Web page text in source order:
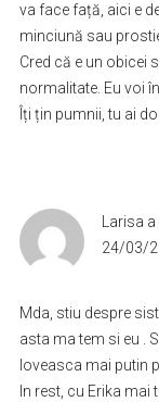
va face față, aici e
minciună sau
Cred că e un obicei
normalitate. Eu voi
Îți țin pumnii, tu ai
Larisa a
24/03/
Mda, stiu despre
asta ma tem si eu .
loveasca mai putin
In rest, cu Erika